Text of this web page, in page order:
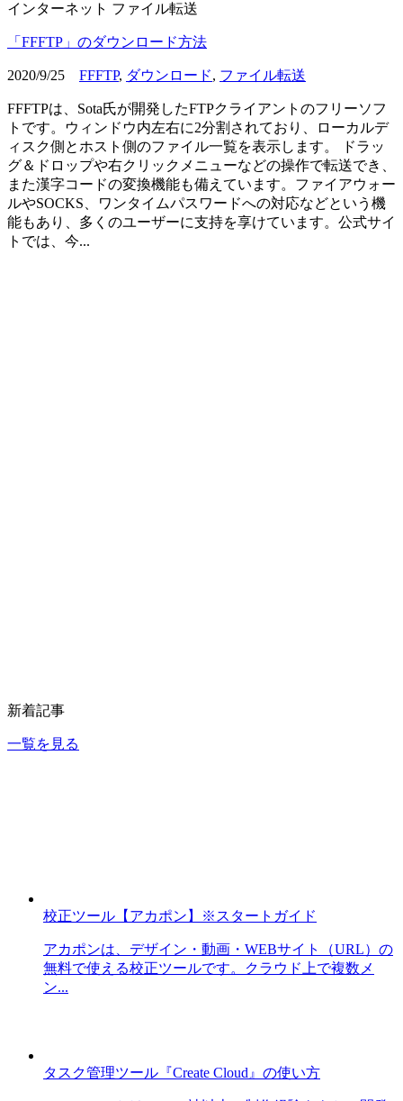
インターネット ファイル転送
「FFFTP」のダウンロード方法
2020/9/25 FFFTP, ダウンロード, ファイル転送
FFFTPは、Sota氏が開発したFTPクライアントのフリーソフ
トです。ウィンドウ内左右に2分割されており、ローカルデ
ィスク側とホスト側のファイル一覧を表示します。 ドラッ
グ＆ドロップや右クリックメニューなどの操作で転送でき、
また漢字コードの変換機能も備えています。ファイアウォー
ルやSOCKS、ワンタイムパスワードへの対応などという機
能もあり、多くのユーザーに支持を享けています。公式サイ
トでは、今...
新着記事
一覧を見る
校正ツール【アカポン】※スタートガイド
アカポンは、デザイン・動画・WEBサイト（URL）の
無料で使える校正ツールです。クラウド上で複数メ
ン...
タスク管理ツール『Create Cloud』の使い方